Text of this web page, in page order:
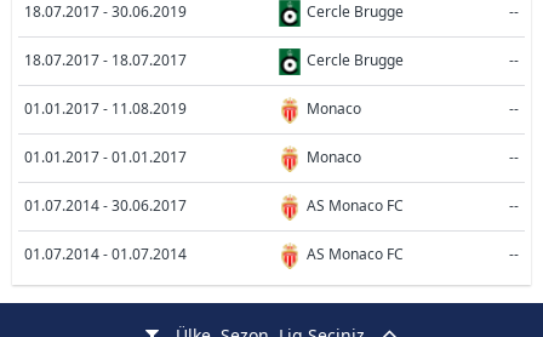
18.07.2017 - 30.06.2019 Cercle Brugge --
18.07.2017 - 18.07.2017 Cercle Brugge --
01.01.2017 - 11.08.2019 Monaco --
01.01.2017 - 01.01.2017 Monaco --
01.07.2014 - 30.06.2017 AS Monaco FC --
01.07.2014 - 01.07.2014 AS Monaco FC --